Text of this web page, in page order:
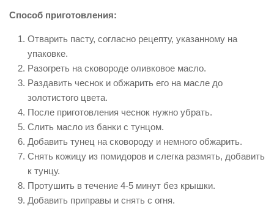
Способ приготовления:
Отварить пасту, согласно рецепту, указанному на
упаковке.
Разогреть на сковороде оливковое масло.
Раздавить чеснок и обжарить его на масле до
золотистого цвета.
После приготовления чеснок нужно убрать.
Слить масло из банки с тунцом.
Добавить тунец на сковороду и немного обжарить.
Снять кожицу из помидоров и слегка размять, добавить
к тунцу.
Протушить в течение 4-5 минут без крышки.
Добавить приправы и снять с огня.